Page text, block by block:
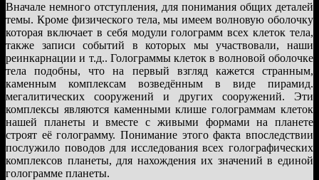
Вначале немного отступления, для понимания общих деталей
темы. Кроме физического тела, мы имеем волновую оболочку
которая включает в себя модули голограмм всех клеток тела,
также записи событий в которых мы участвовали, наши
реинкарнации и т.д.. Голограммы клеток в волновой оболочке
тела подобны, что на первый взгляд кажется странным,
каменным комплексам возведённым в виде пирамид.
мегалитических сооружений и других сооружений. Эти
комплексы являются каменными клише голограммам клеток
нашей планеты и вместе с живыми формами на планете
строят её голограмму. Понимание этого факта впоследствии
послужило поводов для исследования всех голографических
комплексов планеты, для нахождения их значений в единой
голограмме планеты.